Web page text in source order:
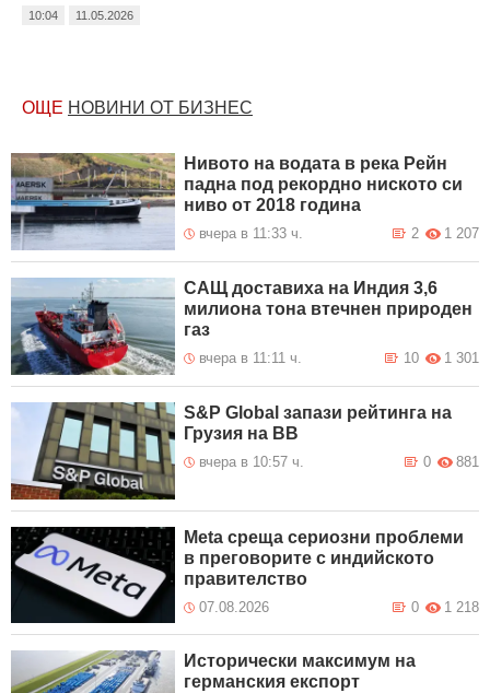
10:04 11.05.2026
ОЩЕ НОВИНИ ОТ БИЗНЕС
Нивото на водата в река Рейн
падна под рекордно ниското си
ниво от 2018 година
вчера в 11:33 ч. 1 207
2
САЩ доставиха на Индия 3,6
милиона тона втечнен природен
газ
вчера в 11:11 ч. 1 301
10
S&P Global запази рейтинга на
Грузия на BB
вчера в 10:57 ч. 881
0
Meta среща сериозни проблеми
в преговорите с индийското
правителство
07.08.2026 1 218
0
Исторически максимум на
германския експорт